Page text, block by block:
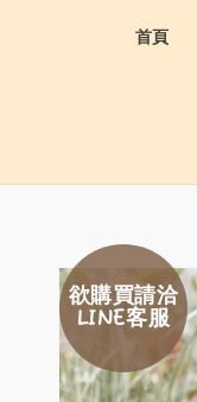
首頁
欲購買請洽
LINE客服